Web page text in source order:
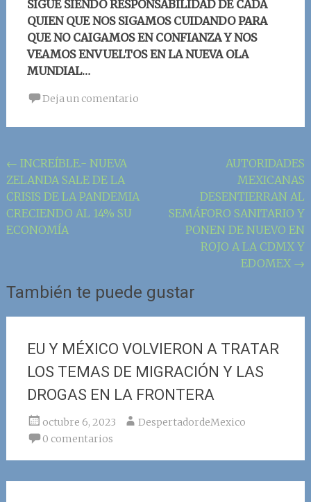
SIGUE SIENDO RESPONSABILIDAD DE CADA
QUIEN QUE NOS SIGAMOS CUIDANDO PARA
QUE NO CAIGAMOS EN CONFIANZA Y NOS
VEAMOS ENVUELTOS EN LA NUEVA OLA
MUNDIAL…
Deja un comentario
Navegación
de
la
entrada
← INCREÍBLE.- NUEVA
ZELANDA SALE DE LA
CRISIS DE LA PANDEMIA
CRECIENDO AL 14% SU
ECONOMÍA
AUTORIDADES
MEXICANAS
DESENTIERRAN AL
SEMÁFORO SANITARIO Y
PONEN DE NUEVO EN
ROJO A LA CDMX Y
EDOMEX →
También te puede gustar
EU Y MÉXICO VOLVIERON A TRATAR
LOS TEMAS DE MIGRACIÓN Y LAS
DROGAS EN LA FRONTERA
octubre 6, 2023
DespertadordeMexico
0 comentarios